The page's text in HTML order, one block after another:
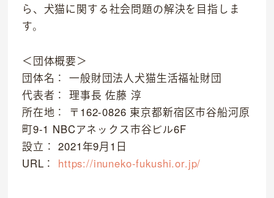
ら、犬猫に関する社会問題の解決を目指しま
す。
＜団体概要＞
団体名： 一般財団法人犬猫生活福祉財団
代表者： 理事長 佐藤 淳
所在地： 〒162-0826 東京都新宿区市谷船河原
町9-1 NBCアネックス市谷ビル6F
設立： 2021年9月1日
URL： https://inuneko-fukushi.or.jp/